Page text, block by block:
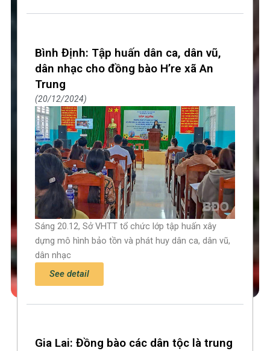
Bình Định: Tập huấn dân ca, dân vũ,
dân nhạc cho đồng bào H’re xã An
Trung
20/12/2024
Sáng 20.12, Sở VHTT tổ chức lớp tập huấn xây
dựng mô hình bảo tồn và phát huy dân ca, dân vũ,
dân nhạc
See detail
Gia Lai: Đồng bào các dân tộc là trung